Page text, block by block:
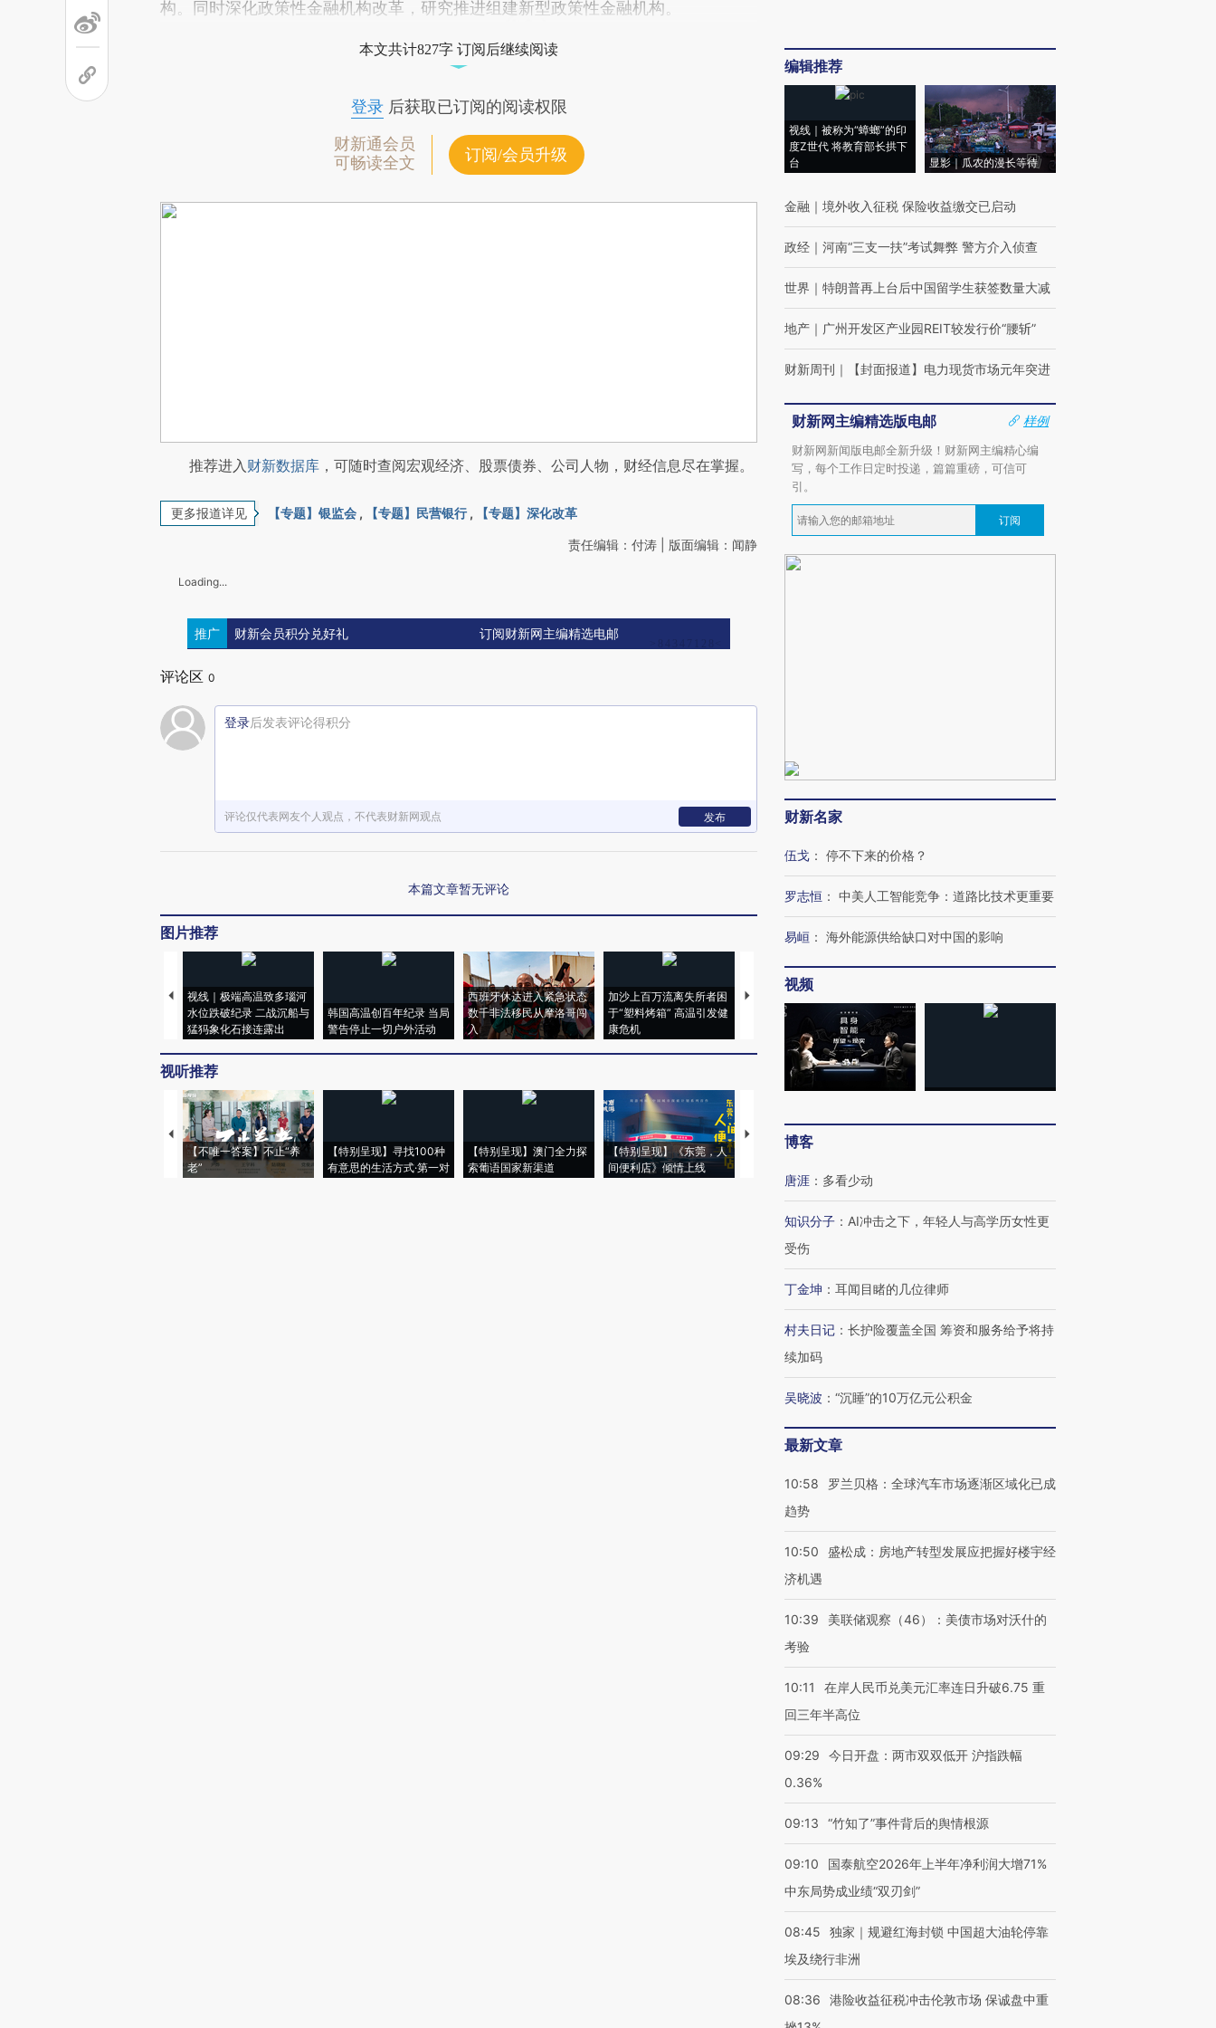
构。同时深化政策性金融机构改革，研究推进组建新型政策性金融机构。
本文共计827字 订阅后继续阅读
登录后获取已订阅的阅读权限
财新通会员
可畅读全文
订阅/会员升级
推荐进入财新数据库 ，可随时查阅宏观经济、股票债券、公司人物，财经信息尽在掌握。
更多报道详见 【专题】银监会 , 【专题】民营银行, 【专题】深化改革
责任编辑：付涛 | 版面编辑：闻静
Loading...
推广 财新会员积分兑好礼 订阅财新网主编精选电邮
评论区 0
登录后发表评论得积分
评论仅代表网友个人观点，不代表财新网观点 发布
本篇文章暂无评论
图片推荐
视线｜极端高温致多瑙河
水位跌破纪录 二战沉船与
猛犸象化石接连露出
韩国高温创百年纪录 当局
警告停止一切户外活动
西班牙休达进入紧急状态
数千非法移民从摩洛哥闯
入
加沙上百万流离失所者困
于“塑料烤箱” 高温引发健
康危机
马航飞行员跨国走私7万
粒摇头丸 尿检体内含3种
泽连斯基密集出访美英 索
要防空导弹“救急”
视听推荐
【不唯一答案】不止“养
老”
【特别呈现】寻找100种
有意思的生活方式·第一对
【特别呈现】澳门全力探
索葡语国家新渠道
【特别呈现】《东莞，人
间便利店》倾情上线
【推广】走进第四届链博
会，让数智科技“链”接产
编辑推荐
视线｜被称为“蟑螂”的印
度Z世代 将教育部长拱下
台
显影｜瓜农的漫长等待
金融 ｜ 境外收入征税 保险收益缴交已启动
政经 ｜ 河南“三支一扶”考试舞弊 警方介入侦查
世界 ｜ 特朗普再上台后中国留学生获签数量大减
地产 ｜ 广州开发区产业园REIT较发行价“腰斩”
财新周刊 ｜ 【封面报道】电力现货市场元年突进
财新网主编精选版电邮
样例
财新网新闻版电邮全新升级！财新网主编精心编
写，每个工作日定时投递，篇篇重磅，可信可
引。
订阅
财新名家
伍戈 ： 停不下来的价格？
罗志恒 ： 中美人工智能竞争：道路比技术更重要
易峘 ： 海外能源供给缺口对中国的影响
视频
博客
唐涯 ： 多看少动
知识分子 ： AI冲击之下，年轻人与高学历女性更
受伤
丁金坤 ： 耳闻目睹的几位律师
村夫日记 ： 长护险覆盖全国 筹资和服务给予将持
续加码
吴晓波 ： “沉睡”的10万亿元公积金
最新文章
10:58
罗兰贝格：全球汽车市场逐渐区域化已成
趋势
10:50
盛松成：房地产转型发展应把握好楼宇经
济机遇
10:39
美联储观察（46）：美债市场对沃什的
考验
10:11
在岸人民币兑美元汇率连日升破6.75 重
回三年半高位
09:29
今日开盘：两市双双低开 沪指跌幅
0.36%
09:13 “竹知了”事件背后的舆情根源
09:10
国泰航空2026年上半年净利润大增71%
中东局势成业绩“双刃剑”
08:45
独家｜规避红海封锁 中国超大油轮停靠
埃及绕行非洲
08:36
港险收益征税冲击伦敦市场 保诚盘中重